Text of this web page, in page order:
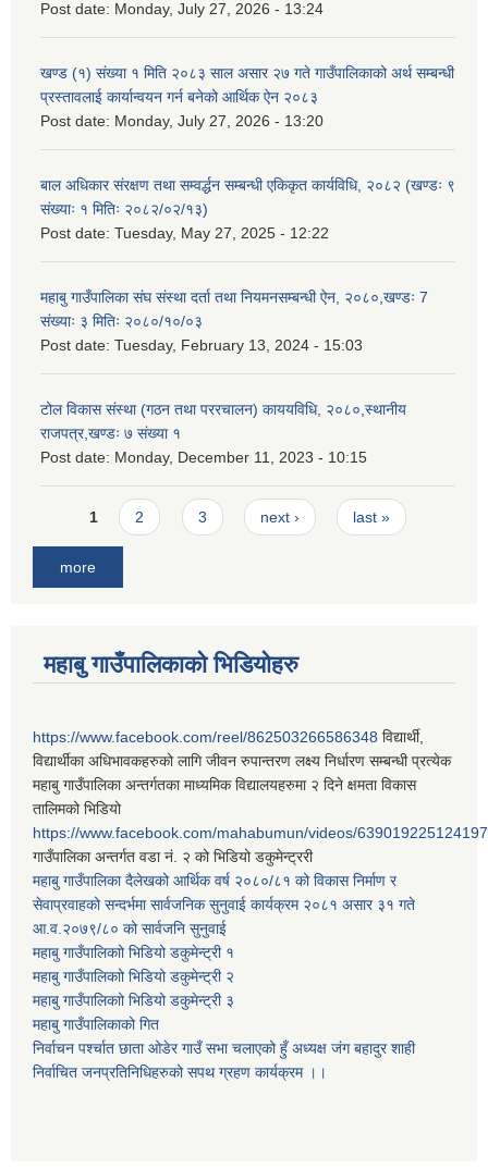
Post date: Monday, July 27, 2026 - 13:24
खण्ड (१) संख्या १ मिति २०८३ साल असार २७ गते गाउँपालिकाको अर्थ सम्बन्धी
प्रस्तावलाई कार्यान्वयन गर्न बनेको आर्थिक ऐन २०८३
Post date: Monday, July 27, 2026 - 13:20
बाल अधिकार संरक्षण तथा सम्वर्द्धन सम्बन्धी एकिकृत कार्यविधि, २०८२ (खण्डः ९
संख्याः १ मितिः २०८२/०२/१३)
Post date: Tuesday, May 27, 2025 - 12:22
महाबु गाउँपालिका संघ संस्था दर्ता तथा नियमनसम्बन्धी ऐन, २०८०,खण्डः 7
संख्याः ३ मितिः २०८०/१०/०३
Post date: Tuesday, February 13, 2024 - 15:03
टोल विकास संस्था (गठन तथा पररचालन) काययविधि, २०८०,स्थानीय
राजपत्र,खण्डः ७ संख्या १
Post date: Monday, December 11, 2023 - 10:15
Pages
1 2 3 next › last »
more
महाबु गाउँपालिकाको भिडियोहरु
https://www.facebook.com/reel/862503266586348 विद्यार्थी,
विद्यार्थीका अधिभावकहरुको लागि जीवन रुपान्तरण लक्ष्य निर्धारण सम्बन्धी प्रत्येक
महाबु गाउँपालिका अन्तर्गतका माध्यमिक विद्यालयहरुमा २ दिने क्षमता विकास
तालिमको भिडियो
https://www.facebook.com/mahabumun/videos/639019225124197
गाउँपालिका अन्तर्गत वडा नं. २ को भिडियो डकुमेन्ट्ररी
महाबु गाउँपालिका दैलेखको आर्थिक वर्ष २०८०/८१ को विकास निर्माण र
सेवाप्रवाहको सन्दर्भमा सार्वजनिक सुनुवाई कार्यक्रम २०८१ असार ३१ गते
आ.व.२०७९/८० को सार्वजनि सुनुवाई
महाबु गाउँपालिकाो भिडियो डकुमेन्ट्री १
महाबु गाउँपालिकाो भिडियो डकुमेन्ट्री २
महाबु गाउँपालिकाो भिडियो डकुमेन्ट्री ३
महाबु गाउँपालिकाको गित
निर्वाचन पर्श्चात छाता ओडेर गाउँ सभा चलाएको हुँ अध्यक्ष जंग बहादुर शाही
निर्वाचित जनप्रतिनिधिहरुको सपथ ग्रहण कार्यक्रम ।।